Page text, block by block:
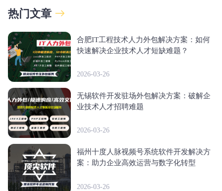
热门文章
合肥IT工程技术人力外包解决方案：如何
快速解决企业技术人才短缺难题？
2026-03-26
无锡软件开发驻场外包解决方案：破解企
业技术人才招聘难题
2026-03-26
福州十度人脉视频号系统软件开发解决方
案：助力企业高效运营与数字化转型
2026-03-26